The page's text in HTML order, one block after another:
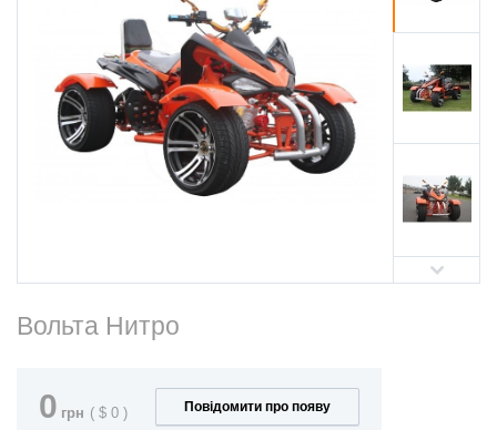
Вольта Нитро
0 грн ( $ 0 ) Повідомити про появу